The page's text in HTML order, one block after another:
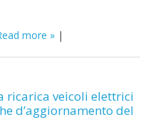
more |
ricarica veicoli elettrici
d’aggiornamento del